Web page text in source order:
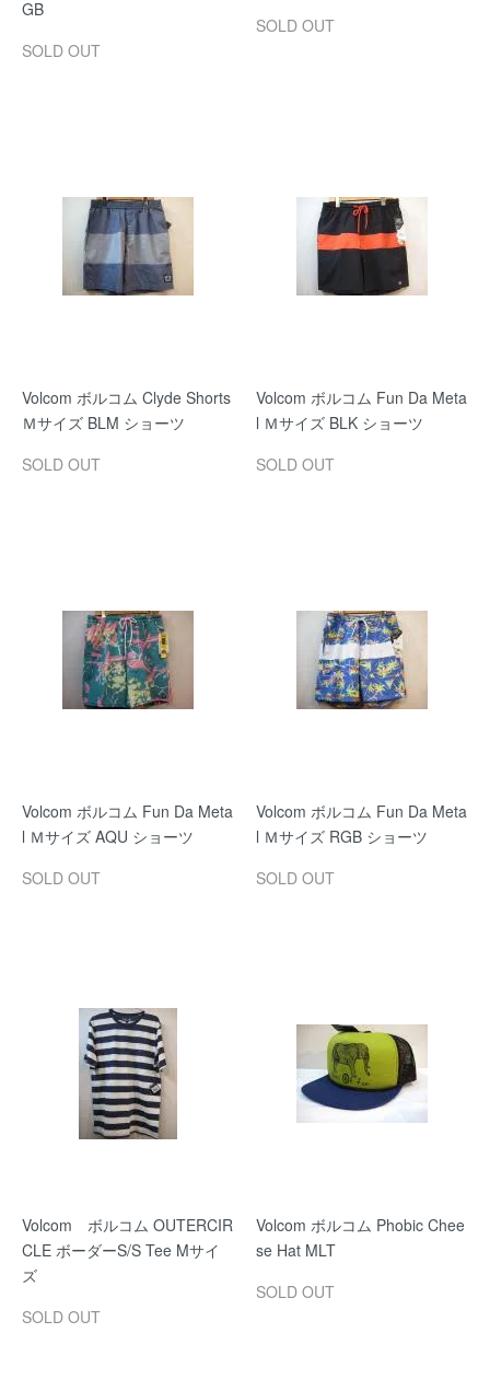
GB
SOLD OUT
SOLD OUT
Volcom ボルコム Clyde Shorts
Ｍサイズ BLM ショーツ
SOLD OUT
Volcom ボルコム Fun Da Meta
l Ｍサイズ BLK ショーツ
SOLD OUT
Volcom ボルコム Fun Da Meta
l Ｍサイズ AQU ショーツ
SOLD OUT
Volcom ボルコム Fun Da Meta
l Ｍサイズ RGB ショーツ
SOLD OUT
Volcom ボルコム OUTERCIR
CLE ボーダーS/S Tee Mサイ
ズ
SOLD OUT
Volcom ボルコム Phobic Chee
se Hat MLT
SOLD OUT